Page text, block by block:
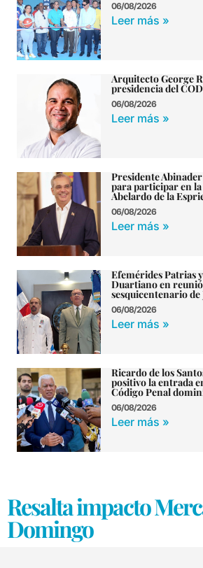
06/08/2026
Leer más »
Arquitecto George
presidencia del
06/08/2026
Leer más »
Presidente
para participar en la
Abelardo de la
06/08/2026
Leer más »
Efemérides Patrias
Duartiano en
sesquicentenario
06/08/2026
Leer más »
Ricardo de los
positivo la entrada
Código Penal
06/08/2026
Leer más »
Resalta impacto
Domingo